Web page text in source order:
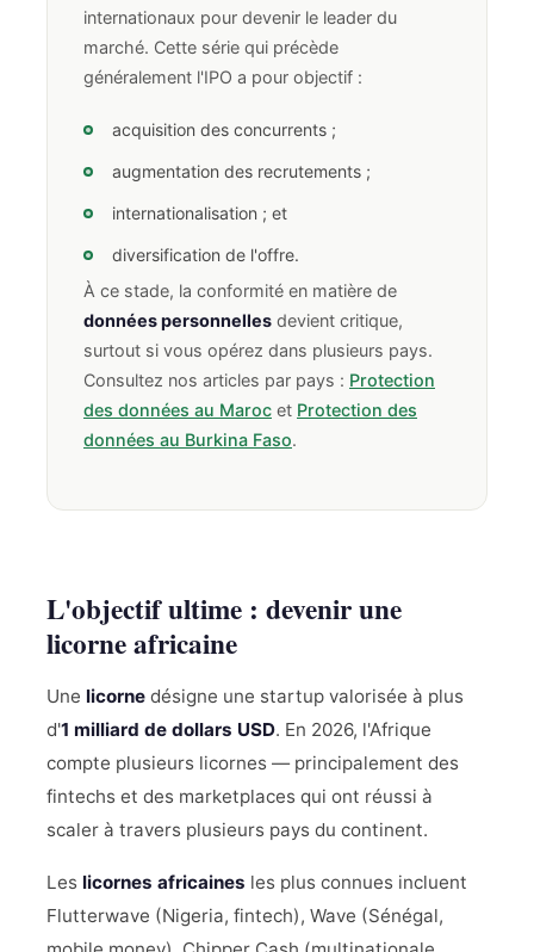
internationaux pour devenir le leader du
marché. Cette série qui précède
généralement l'IPO a pour objectif :
acquisition des concurrents ;
augmentation des recrutements ;
internationalisation ; et
diversification de l'offre.
À ce stade, la conformité en matière de
données personnelles devient critique,
surtout si vous opérez dans plusieurs pays.
Consultez nos articles par pays : Protection
des données au Maroc et Protection des
données au Burkina Faso.
L'objectif ultime : devenir une
licorne africaine
Une licorne désigne une startup valorisée à plus
d'1 milliard de dollars USD. En 2026, l'Afrique
compte plusieurs licornes — principalement des
fintechs et des marketplaces qui ont réussi à
scaler à travers plusieurs pays du continent.
Les licornes africaines les plus connues incluent
Flutterwave (Nigeria, fintech), Wave (Sénégal,